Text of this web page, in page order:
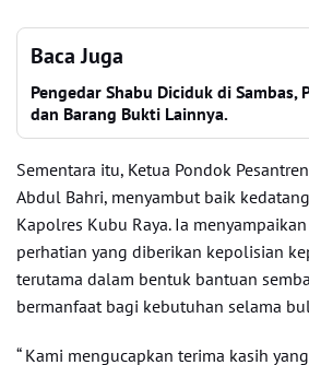
Baca Juga
Pengedar Shabu Diciduk di Sambas,
dan Barang Bukti Lainnya.
Sementara itu, Ketua Pondok
Abdul Bahri, menyambut baik
Kapolres Kubu Raya. Ia
perhatian yang diberikan kepolisian
terutama dalam bentuk bantuan
bermanfaat bagi kebutuhan selama
“ Kami mengucapkan terima kasih